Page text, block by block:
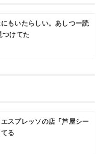
にもいたらしい。あしつー読
つけてた
スプレッソの店「芦屋シー
る